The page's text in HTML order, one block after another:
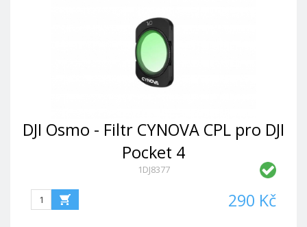
DJI Osmo - Filtr CYNOVA CPL pro DJI
Pocket 4
1DJ8377
290 Kč